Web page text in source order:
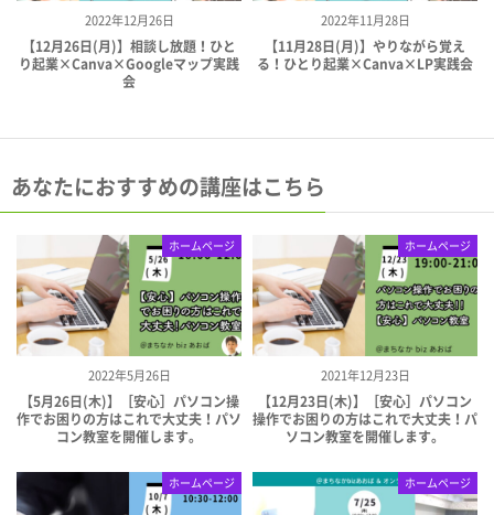
2022年12月26日
【12月26日(月)】相談し放題！ひと
り起業×Canva×Googleマップ実践
会
2022年11月28日
【11月28日(月)】やりながら覚え
る！ひとり起業×Canva×LP実践会
あなたにおすすめの講座はこちら
2022年5月26日
ホームページ
【5月26日(木)】［安心］パソコン操
作でお困りの方はこれで大丈夫！パソ
コン教室を開催します。
2021年12月23日
ホームページ
【12月23日(木)】［安心］パソコン
操作でお困りの方はこれで大丈夫！パ
ソコン教室を開催します。
ホームページ ホームページ